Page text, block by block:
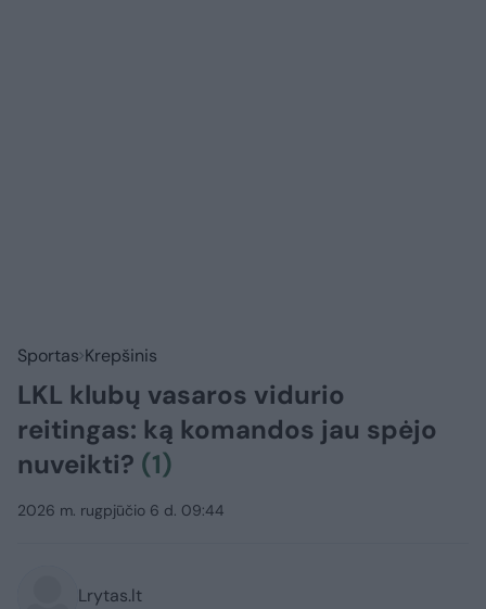
Sportas Krepšinis
LKL klubų vasaros vidurio
reitingas: ką komandos jau spėjo
nuveikti? (1)
2026 m. rugpjūčio 6 d. 09:44
Lrytas.lt